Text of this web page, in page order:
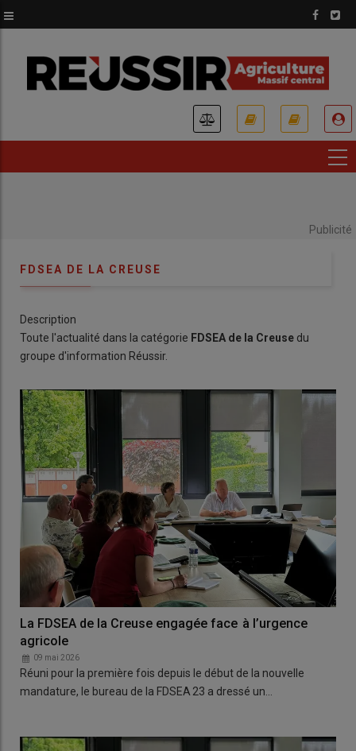
au
principal
Publicité
FDSEA DE LA CREUSE
Description
Toute l'actualité dans la catégorie FDSEA de la Creuse du
groupe d'information Réussir.
La FDSEA de la Creuse engagée face à l’urgence
agricole
09 mai 2026
Réuni pour la première fois depuis le début de la nouvelle
mandature, le bureau de la FDSEA 23 a dressé un…